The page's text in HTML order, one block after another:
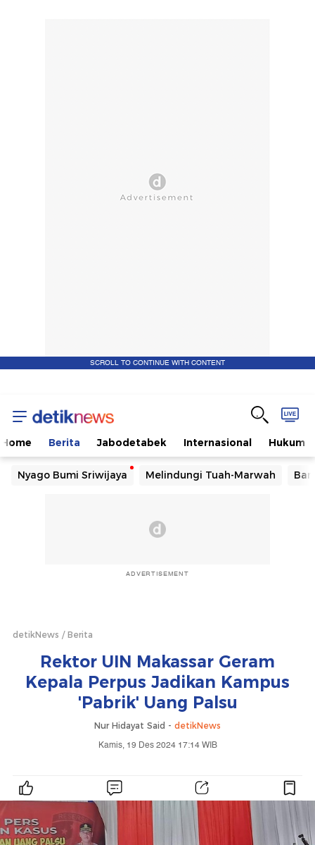
SCROLL TO CONTINUE WITH CONTENT
Home Berita Jabodetabek Internasional Hukum
Nyago Bumi Sriwijaya Melindungi Tuah-Marwah
ADVERTISEMENT
detikNews Berita
Rektor UIN Makassar Geram
Kepala Perpus Jadikan Kampus
'Pabrik' Uang Palsu
Nur Hidayat Said - detikNews
Kamis, 19 Des 2024 17:14 WIB